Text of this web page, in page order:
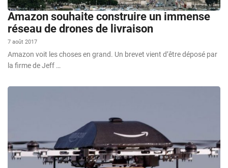
Amazon souhaite construire un immense
réseau de drones de livraison
7 août 2017
Amazon voit les choses en grand. Un brevet vient d’être déposé par
la firme de Jeff …